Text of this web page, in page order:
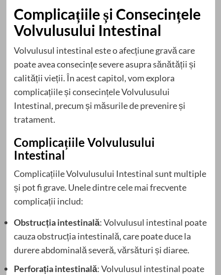
Complicațiile și Consecințele
Volvulusului Intestinal
Volvulusul intestinal este o afecțiune gravă care
poate avea consecințe severe asupra sănătății și
calității vieții. În acest capitol, vom explora
complicațiile și consecințele Volvulusului
Intestinal, precum și măsurile de prevenire și
tratament.
Complicațiile Volvulusului
Intestinal
Complicațiile Volvulusului Intestinal sunt multiple
și pot fi grave. Unele dintre cele mai frecvente
complicații includ:
Obstrucția intestinală: Volvulusul intestinal poate
cauza obstrucția intestinală, care poate duce la
durere abdominală severă, vărsături și diaree.
Perforația intestinală: Volvulusul intestinal poate